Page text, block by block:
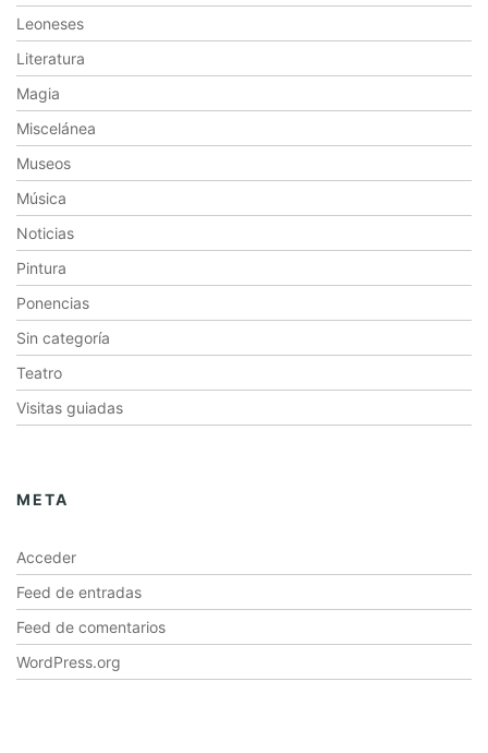
Leoneses
Literatura
Magia
Miscelánea
Museos
Música
Noticias
Pintura
Ponencias
Sin categoría
Teatro
Visitas guiadas
META
Acceder
Feed de entradas
Feed de comentarios
WordPress.org